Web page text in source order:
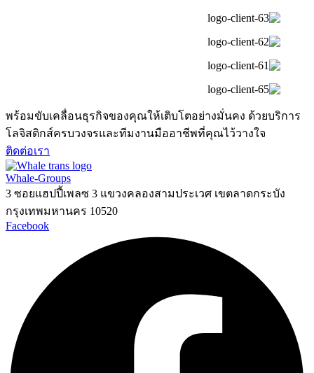
พร้อมขับเคลื่อนธุรกิจของคุณให้เติบโตอย่างมั่นคง ด้วยบริการ
โลจิสติกส์ครบวงจรและทีมงานมืออาชีพที่คุณไว้วางใจ
ติดต่อเรา
Whale-Groups
3 ซอยแฮปปี้เพลซ 3 แขวงคลองสามประเวศ เขตลาดกระบัง
กรุงเทพมหานคร 10520
Facebook